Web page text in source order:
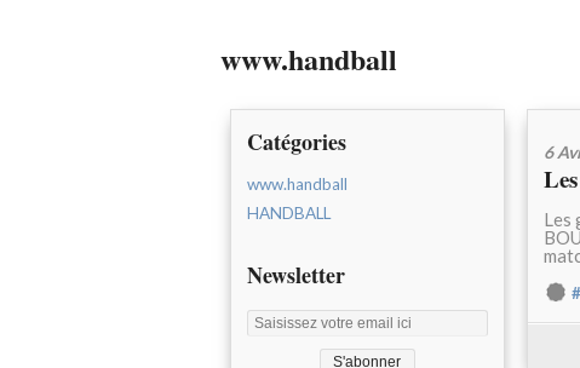
www.handball
Catégories
www.handball
HANDBALL
Newsletter
6
Les